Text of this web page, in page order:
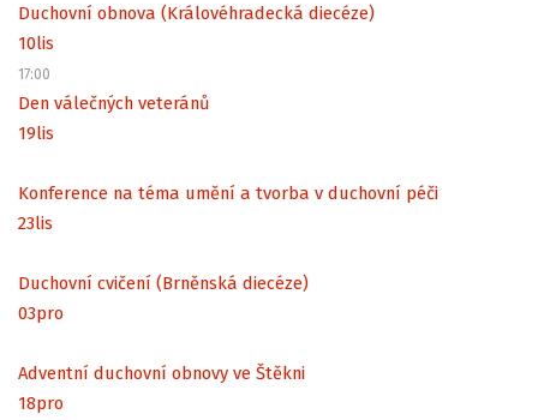
Duchovní obnova (Královéhradecká diecéze)
10lis
17:00
Den válečných veteránů
19lis
Konference na téma umění a tvorba v duchovní péči
23lis
Duchovní cvičení (Brněnská diecéze)
03pro
Adventní duchovní obnovy ve Štěkni
18pro